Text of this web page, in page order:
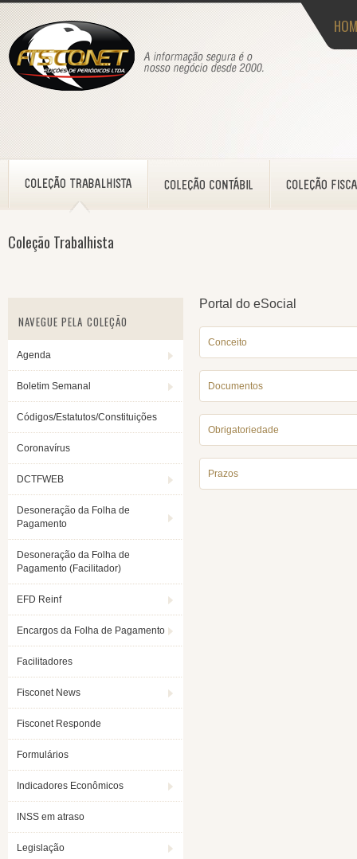
Coleção Trabalhista
NAVEGUE PELA COLEÇÃO
Agenda
Boletim Semanal
Códigos/Estatutos/Constituições
Coronavírus
DCTFWEB
Desoneração da Folha de
Pagamento
Desoneração da Folha de
Pagamento (Facilitador)
EFD Reinf
Encargos da Folha de Pagamento
Facilitadores
Fisconet News
Fisconet Responde
Formulários
Indicadores Econômicos
INSS em atraso
Legislação
Portal do eSocial
Conceito
Documentos
Obrigatoriedade
Prazos